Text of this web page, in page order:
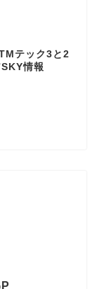
テック3と2
情報